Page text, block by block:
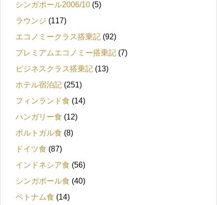
シンガポール2006/10 (5)
ラウンジ (117)
エコノミークラス搭乗記 (92)
プレミアムエコノミー搭乗記 (7)
ビジネスクラス搭乗記 (13)
ホテル宿泊記 (251)
フィンランド食 (14)
ハンガリー食 (12)
ポルトガル食 (8)
ドイツ食 (87)
インドネシア食 (56)
シンガポール食 (40)
ベトナム食 (14)